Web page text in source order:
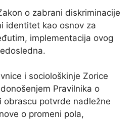
o zabrani diskriminacije
identitet kao osnov za
implementacija ovog
i sociološkinje Zorice
Pravilnika o
obrascu potvrde nadležne
o promeni pola,